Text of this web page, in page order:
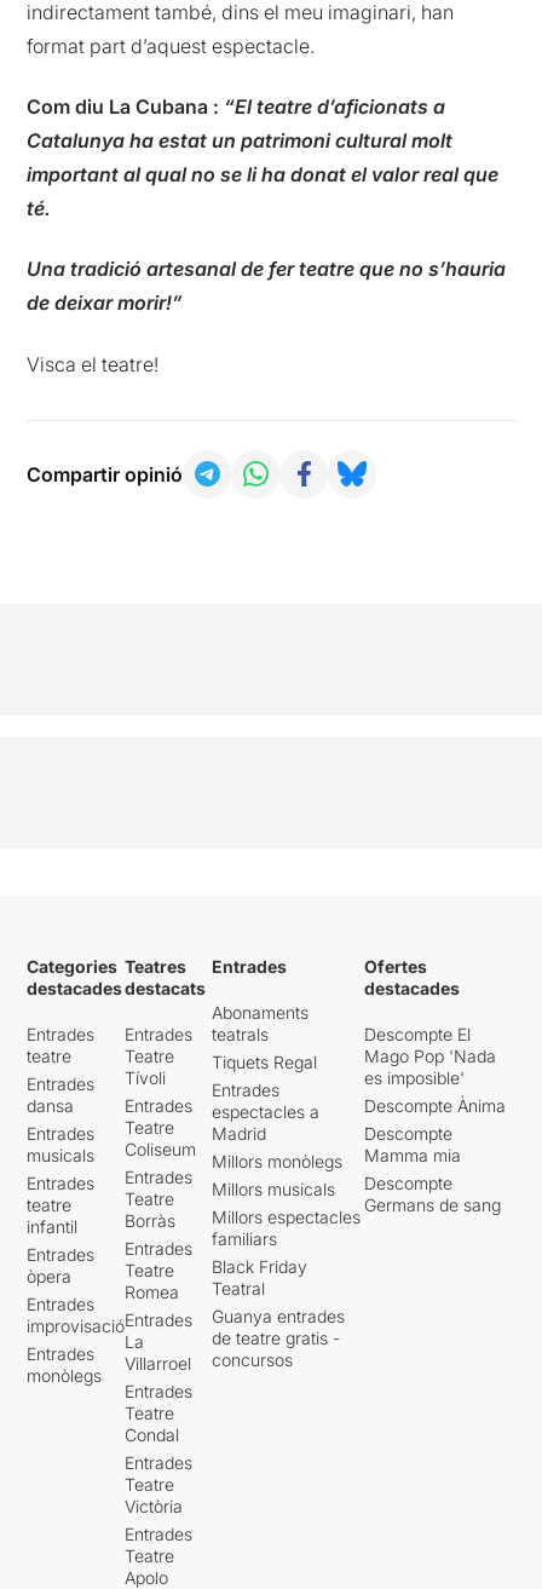
indirectament també, dins el meu imaginari, han
format part d’aquest espectacle.
Com diu La Cubana : “El teatre d’aficionats a
Catalunya ha estat un patrimoni cultural molt
important al qual no se li ha donat el valor real que
té.
Una tradició artesanal de fer teatre que no s’hauria
de deixar morir!”
Visca el teatre!
Compartir opinió
Categories
destacades
Entrades
teatre
Entrades
dansa
Entrades
musicals
Entrades
teatre
infantil
Entrades
òpera
Entrades
improvisació
Entrades
monòlegs
Teatres
destacats
Entrades
Teatre
Tívoli
Entrades
Teatre
Coliseum
Entrades
Teatre
Borràs
Entrades
Teatre
Romea
Entrades
La
Villarroel
Entrades
Teatre
Condal
Entrades
Teatre
Victòria
Entrades
Teatre
Apolo
Entrades
Abonaments
teatrals
Tiquets Regal
Entrades
espectacles a
Madrid
Millors monòlegs
Millors musicals
Millors espectacles
familiars
Black Friday
Teatral
Guanya entrades
de teatre gratis -
concursos
Ofertes
destacades
Descompte El
Mago Pop 'Nada
es imposible'
Descompte Ànima
Descompte
Mamma mia
Descompte
Germans de sang